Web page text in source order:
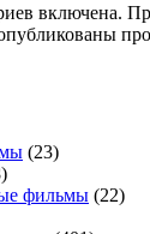
включена.
(23)
фильмы (22)